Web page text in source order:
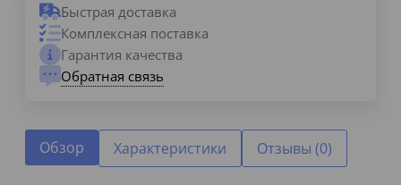
Быстрая доставка
Комплексная поставка
Гарантия качества
Обратная связь
Обзор Характеристики Отзывы (0)